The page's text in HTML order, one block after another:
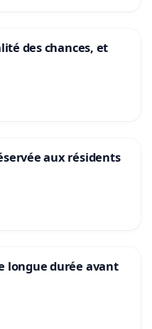
des chances, et
aux résidents
longue durée avant